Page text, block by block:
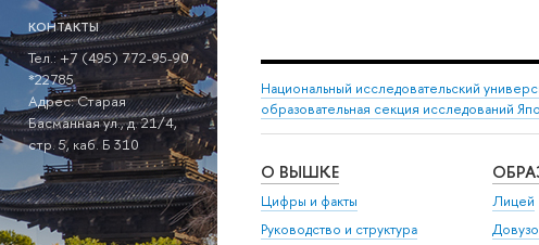
КОНТАКТЫ
Тел.: +7 (495) 772-95-90
*22785
Адрес: Старая
Басманная ул., д. 21/4,
стр. 5, каб. Б 310
Национальный исследовательский
образовательная секция исследований
О ВЫШКЕ
Цифры и факты
Руководство и структура
Лицей